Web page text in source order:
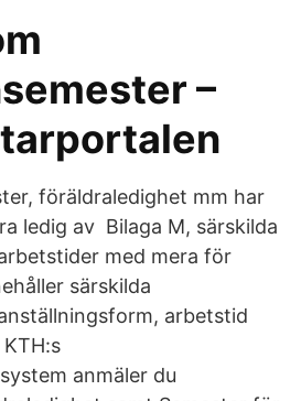
–
föräldraledighet mm har
ledig av Bilaga M, särskilda
med mera för
särskilda
arbetstid
anmäler du